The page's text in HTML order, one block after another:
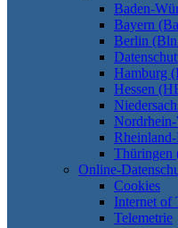
Baden-
Bayern
Berlin
Hamburg
Hessen
Online-
Cookies
Internet of
Telemetrie